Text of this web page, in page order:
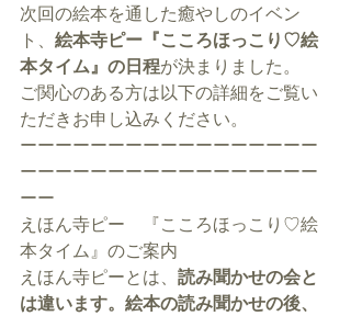
次回の絵本を通した癒やしのイベン
ト、 絵本寺ピー『こころほっこり♡絵
本タイム』の日程が決まりました。
ご関心のある方は以下の詳細をご覧い
ただきお申し込みください。
ーーーーーーーーーーーーーーーーー
ーーーーーーーーーーーーーーーーー
ーー
えほん寺ピー　『こころほっこり♡絵
本タイム』のご案内
えほん寺ピーとは、 読み聞かせの会と
は違います。絵本の読み聞かせの後、